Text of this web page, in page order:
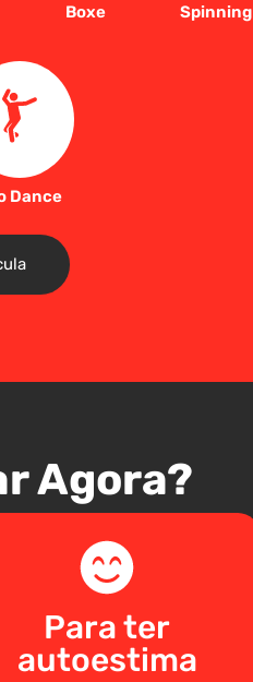
Boxe Spinning
Dance
Agora?
Para ter
autoestima